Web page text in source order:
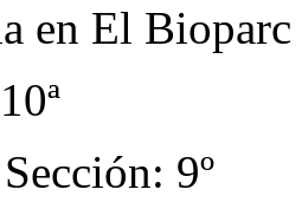
en El Bioparc
9º